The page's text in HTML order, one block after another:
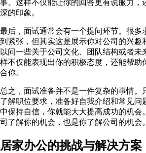
事。这样不仅能让你的回答更有说服力，
深的印象。
最后，面试通常会有一个提问环节。很多
到紧张，但其实这是展示你对公司的兴趣
以问一些关于公司文化、团队结构或者未
样不仅能表现出你的积极态度，还能帮助
合你。
总之，面试准备并不是一件复杂的事情。
了解职位要求，准备好自我介绍和常见问
中保持自信，你就能大大提高成功的机会
司了解你的机会，也是你了解公司的机会
居家办公的挑战与解决方案